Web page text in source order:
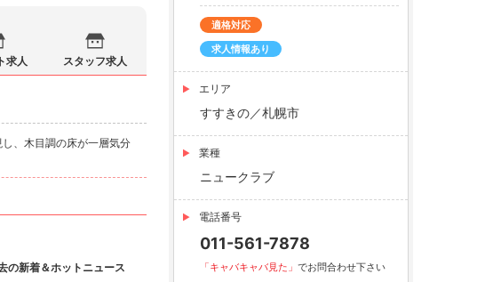
求人 スタッフ求人
、木目調の床が一層気分
の新着＆ホットニュース
適格対応
求人情報あり
エリア
すすきの／札幌市
業種
ニュークラブ
電話番号
011-561-7878
「キャバキャバ見た」 でお問合わせ下さい